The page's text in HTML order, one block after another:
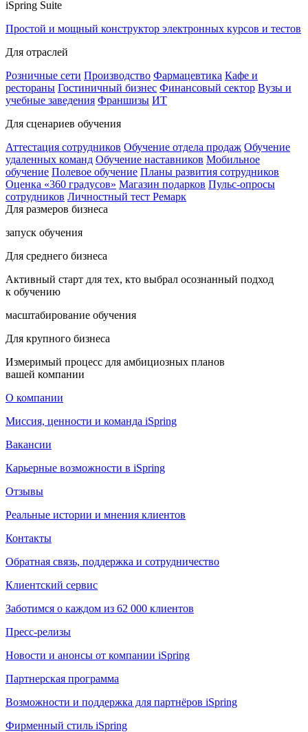
iSpring Suite
Простой и мощный конструктор электронных курсов и тестов
Для отраслей
Розничные сети Производство Фармацевтика Кафе и
рестораны Гостиничный бизнес Финансовый сектор Вузы и
учебные заведения Франшизы ИТ
Для сценариев обучения
Аттестация сотрудников Обучение отдела продаж Обучение
удаленных команд Обучение наставников Мобильное
обучение Полевое обучение Планы развития сотрудников
Оценка «360 градусов» Магазин подарков Пульс-опросы
сотрудников Личностный тест Ремарк
Для размеров бизнеса
запуск обучения
Для среднего бизнеса
Активный старт для тех, кто выбрал осознанный подход
к обучению
масштабирование обучения
Для крупного бизнеса
Измеримый процесс для амбициозных планов
вашей компании
О компании
Миссия, ценности и команда iSpring
Вакансии
Карьерные возможности в iSpring
Отзывы
Реальные истории и мнения клиентов
Контакты
Обратная связь, поддержка и сотрудничество
Клиентский сервис
Заботимся о каждом из 62 000 клиентов
Пресс-релизы
Новости и анонсы от компании iSpring
Партнерская программа
Возможности и поддержка для партнёров iSpring
Фирменный стиль iSpring